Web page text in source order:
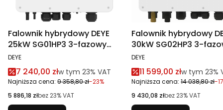
Falownik hybrydowy DEYE
25kW SG01HP3 3-fazowy
wysokonapięciowy
PRODUCENT
DEYE
Cena promocyjna brutto
7 240,00 złw tym %s VAT
w tym 23% VAT
Najniższa cena: 9 358,80 zł-23%
Cena netto
5 886,18 złbez 23% VAT
Falownik hybrydowy
30kW SG02HP3 3-
wysokonapięciowy
PRODUCENT
DEYE
Cena promocyjna
11 599,00 złw tym %s
w tym 23%
Najniższa cena: 14 038,80 zł-
Cena netto
9 430,08 złbez 23% VAT